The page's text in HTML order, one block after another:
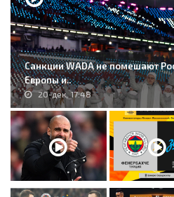
Санкции WADA не помешают
Европы и..
20-дек, 17:48